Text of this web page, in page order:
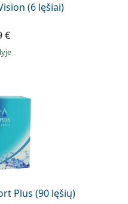
(6 lęšiai)
€
Plus (90 lęšių)